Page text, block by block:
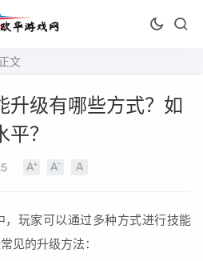
文
升级有哪些方式？如
？
玩家可以通过多种方式进行技能
见的升级方法：